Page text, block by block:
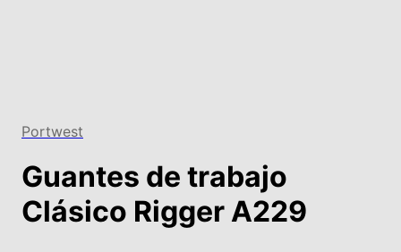
Portwest
Guantes de trabajo
Clásico Rigger A229